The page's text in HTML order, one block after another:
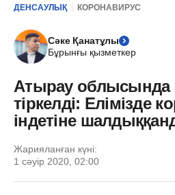
ДЕНСАУЛЫҚ КОРОНАВИРУС
Сәке Қанатұлы
Бұрынғы қызметкер
Атырау облысында
тіркелді: Елімізде
індетіне
Жарияланған күні:
1 сәуір 2020, 02:00